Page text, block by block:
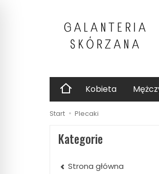
Kobieta
Start Plecaki
Kategorie
Strona główna